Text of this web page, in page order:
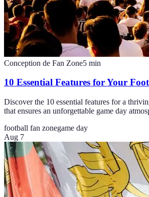
Conception de Fan Zone5 min
10 Essential Features for Your
Discover the 10 essential features for a
that ensures an unforgettable game day
football fan zonegame day
Aug 7